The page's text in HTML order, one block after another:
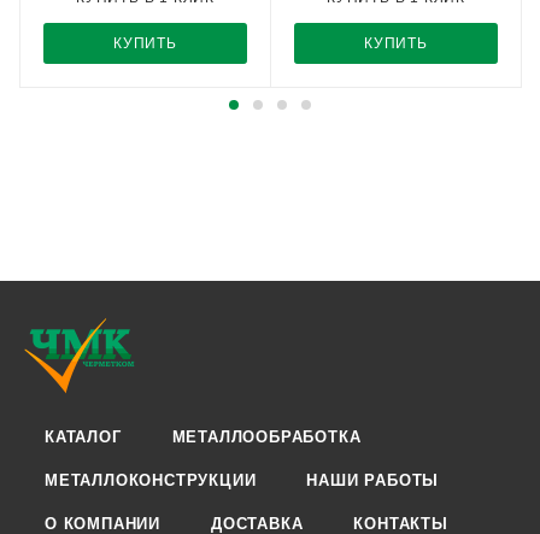
КУПИТЬ КУПИТЬ
КАТАЛОГ МЕТАЛЛООБРАБОТКА
МЕТАЛЛОКОНСТРУКЦИИ НАШИ РАБОТЫ
О КОМПАНИИ ДОСТАВКА КОНТАКТЫ